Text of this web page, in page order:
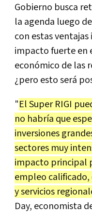
Gobierno busca
la agenda luego
con estas
impacto fuerte en
económico de las
¿pero esto será
"El Super RIGI
no habría que
inversiones
sectores muy
impacto principal
empleo
y servicios
Day, economista